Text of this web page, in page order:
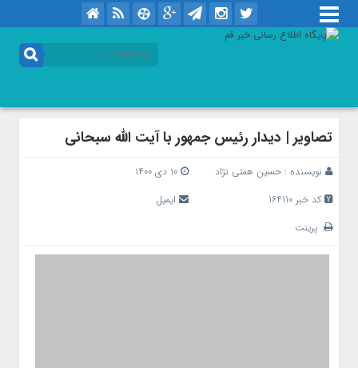
تصاویر | دیدار رئیس جمهور با آیت الله سبحانی
نویسنده : حسین همتی نژاد
۱۰ دی ۱۴۰۰
کد خبر 164110
ایمیل
پرینت